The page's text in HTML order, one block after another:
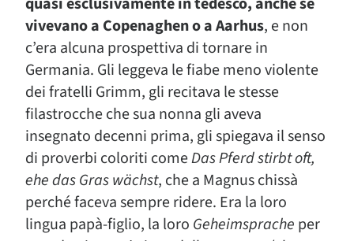
vivevano a Copenaghen o a Aarhus, e non
c’era alcuna prospettiva di tornare in
Germania. Gli leggeva le fiabe meno violente
dei fratelli Grimm, gli recitava le stesse
filastrocche che sua nonna gli aveva
insegnato decenni prima, gli spiegava il senso
di proverbi coloriti comeDas Pferd stirbt oft,
ehe das Gras wächst, che a Magnus chissà
perché faceva sempre ridere. Era la loro
lingua papà-figlio, la loro Geheimsprache per